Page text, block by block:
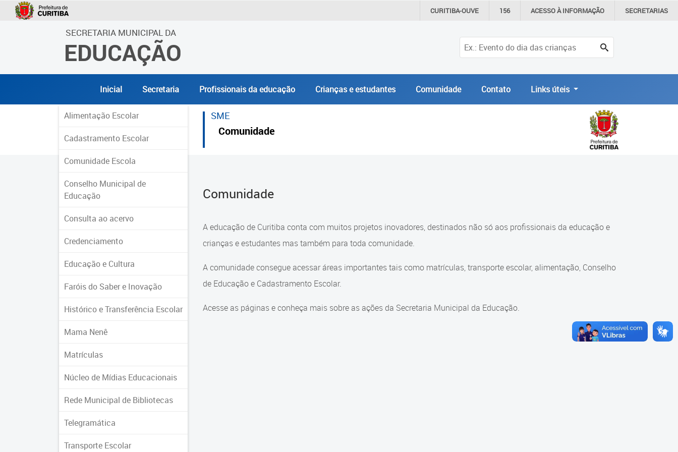
CURITIBA-OUVE 156 ACESSO ÀINFORMAÇÃO SECRETARIAS
SECRETARIA MUNICIPAL DA
EDUCAÇÃO
Inicial Secretaria Profissionais da educação Crianças e estudantes Comunidade Contato Links úteis
Alimentação Escolar
Cadastramento Escolar
Comunidade Escola
Conselho Municipal de
Educação
Consulta ao acervo
Credenciamento
Educação e Cultura
Faróis do Saber e Inovação
Histórico e Transferência Escolar
Mama Nenê
Matrículas
Núcleo de Mídias Educacionais
Rede Municipal de Bibliotecas
Telegramática
Transporte Escolar
SME
Comunidade
Comunidade
A educação de Curitiba conta com muitos projetos inovadores, destinados não só aos profissionais da educação e
crianças e estudantes mas também para toda comunidade.
A comunidade consegue acessar áreas importantes tais como matrículas, transporte escolar, alimentação, Conselho
de Educação e Cadastramento Escolar.
Acesse as páginas e conheça mais sobre as ações da Secretaria Municipal da Educação.